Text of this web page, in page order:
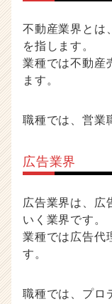
不動産業界とは
を指します。
業種では不動産
ます。
職種では、営業
広告業界
広告業界は、広
いく業界です。
業種では広告代
す。
職種では、プロ